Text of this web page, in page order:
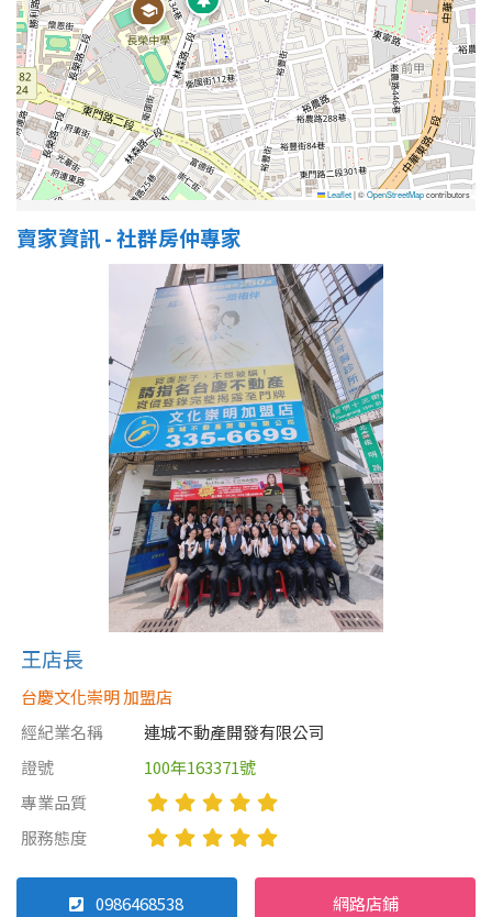
屋齡
不拘
5 年以下
5-10 年 10-20 年
20-30 年
Leaflet|©OpenStreetMapcontributors
賣家資訊 - 社群房仲專家
王店長
台慶文化崇明 加盟店
經紀業名稱
連城不動產開發有限公司
證號
100年163371號
專業品質
服務態度
0986468538 網路店鋪